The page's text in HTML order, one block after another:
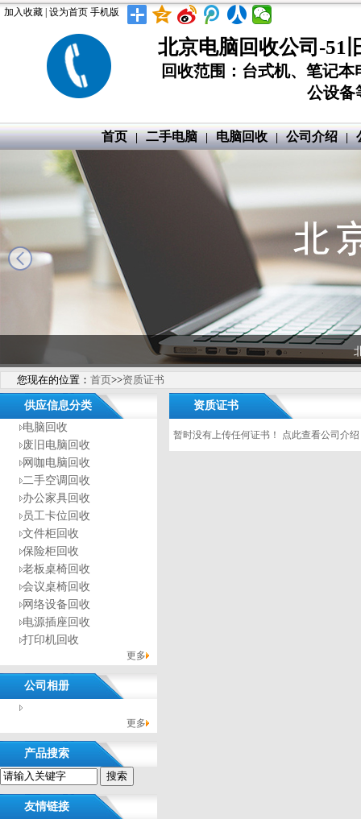
加入收藏 设为首页 手机版
北京电脑回收公司-51
回收范围：台式机、笔记
公设备
首页 | 二手电脑 | 电脑回收 | 公司介绍 |
您现在的位置： 首页>>资质证书
供应信息分类
电脑回收
废旧电脑回收
网咖电脑回收
二手空调回收
办公家具回收
员工卡位回收
文件柜回收
保险柜回收
老板桌椅回收
会议桌椅回收
网络设备回收
电源插座回收
打印机回收
更多
公司相册
没有相册分类！
更多
产品搜索
友情链接
资质证书
暂时没有上传任何证书！ 点此查看公司介绍